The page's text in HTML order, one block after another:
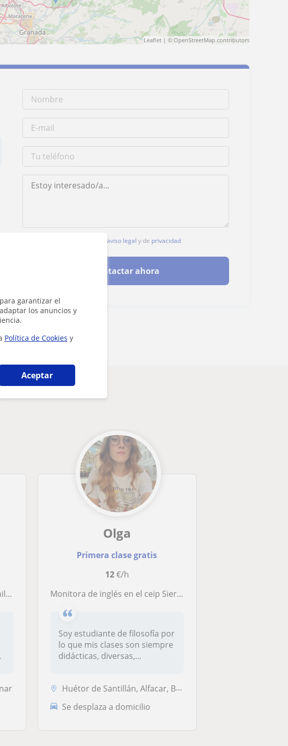
garantizar el
los anuncios y
Política de Cookies y
Aceptar
Leaflet| © OpenStreetMap contributors
aviso legal y de privacidad
Contactar ahora
Olga
Primera clase gratis
12€/h
Monitora de inglés en el ceip Sierra de Huétor, con experiencia de un año viviendo en el extranjero
Soy estudiante de filosofía por
lo que mis clases son siempre
didácticas, diversas,...
Huétor de Santillán, Alfacar, Beas de Granada, Víznar
Se desplaza a domicilio